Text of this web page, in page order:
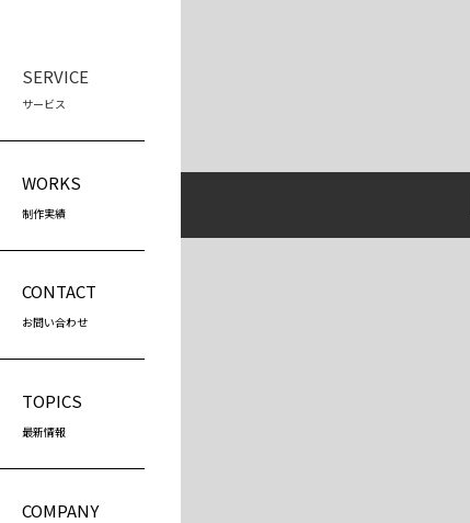
SERVICE
サービス
WORKS
制作実績
CONTACT
お問い合わせ
TOPICS
最新情報
COMPANY
ホームページ制作